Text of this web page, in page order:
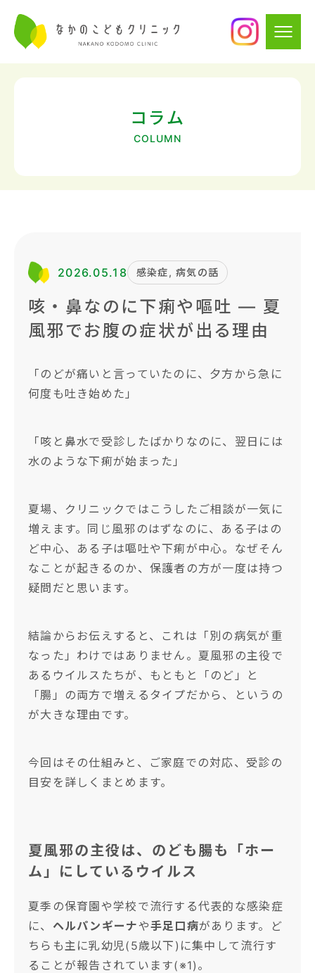
コラム
COLUMN
2026.05.18 感染症, 病気の話
咳・鼻なのに下痢や嘔吐 — 夏
風邪でお腹の症状が出る理由
「のどが痛いと言っていたのに、夕方から急に
何度も吐き始めた」
「咳と鼻水で受診したばかりなのに、翌日には
水のような下痢が始まった」
夏場、クリニックではこうしたご相談が一気に
増えます。同じ風邪のはずなのに、ある子はの
ど中心、ある子は嘔吐や下痢が中心。なぜそん
なことが起きるのか、保護者の方が一度は持つ
疑問だと思います。
結論からお伝えすると、これは「別の病気が重
なった」わけではありません。夏風邪の主役で
あるウイルスたちが、もともと「のど」と
「腸」の両方で増えるタイプだから、というの
が大きな理由です。
今回はその仕組みと、ご家庭での対応、受診の
目安を詳しくまとめます。
夏風邪の主役は、のども腸も「ホー
ム」にしているウイルス
夏季の保育園や学校で流行する代表的な感染症
に、 ヘルパンギーナや手足口病があります。ど
ちらも主に乳幼児(5歳以下)に集中して流行す
ることが報告されています(※1)。